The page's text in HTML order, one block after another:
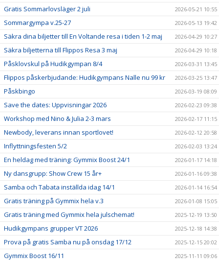
Gratis Sommarlovsläger 2 juli 2026-05-21 10:55
Sommargympa v.25-27 2026-05-13 19:42
Säkra dina biljetter till En Voltande resa i tiden 1-2 maj 2026-04-29 10:27
Säkra biljetterna till Flippos Resa 3 maj 2026-04-29 10:18
Påsklovskul på Hudikgympan 8/4 2026-03-31 13:45
Flippos påskerbjudande: Hudikgympans Nalle nu 99 kr 2026-03-25 13:47
Påskbingo 2026-03-19 08:09
Save the dates: Uppvisningar 2026 2026-02-23 09:38
Workshop med Nino & Julia 2-3 mars 2026-02-17 11:15
Newbody, leverans innan sportlovet! 2026-02-12 20:58
Inflyttningsfesten 5/2 2026-02-03 13:24
En heldag med träning: Gymmix Boost 24/1 2026-01-17 14:18
Ny dansgrupp: Show Crew 15 år+ 2026-01-16 09:38
Samba och Tabata inställda idag 14/1 2026-01-14 16:54
Gratis träning på Gymmix hela v.3 2026-01-08 15:05
Gratis träning med Gymmix hela julschemat! 2025-12-19 13:50
Hudikgympans grupper VT 2026 2025-12-18 14:38
Prova på gratis Samba nu på onsdag 17/12 2025-12-15 20:02
Gymmix Boost 16/11 2025-11-11 09:06